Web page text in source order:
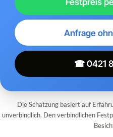
Anfrage
☎ 0421
Die Schätzung basiert auf
unverbindlich. Den verbindlichen